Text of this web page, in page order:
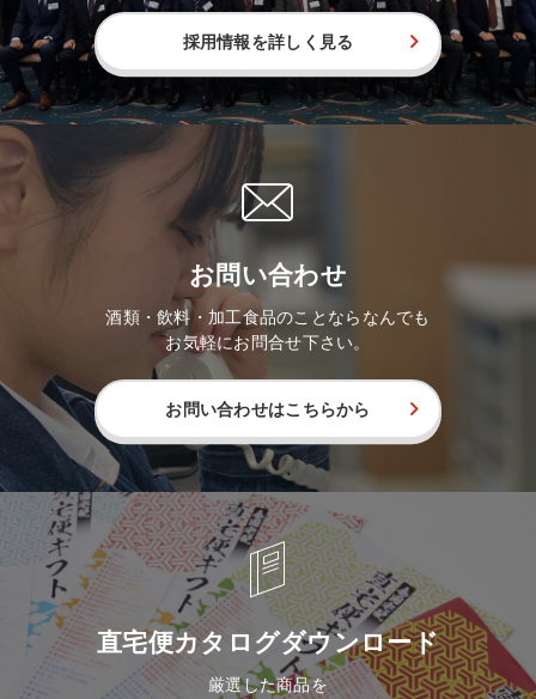
採用情報を詳しく見る
お問い合わせ
酒類・飲料・加工食品のことならなんでも
お気軽にお問合せ下さい。
お問い合わせはこちらから
直宅便カタログダウンロード
厳選した商品を